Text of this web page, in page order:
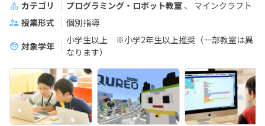
カテゴリ プログラミング・ロボット教室
マインクラフト
授業形式
個別指導
対象学年
小学生以上 ※小学2年生以上推奨（一部教室は異
なります）